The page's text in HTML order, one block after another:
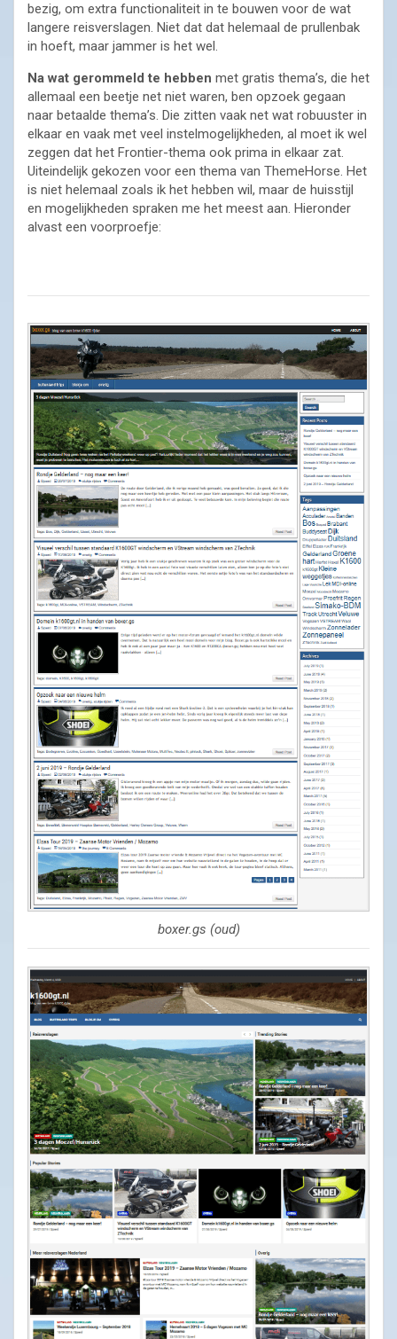
bezig, om extra functionaliteit in te bouwen voor de wat
langere reisverslagen. Niet dat dat helemaal de prullenbak
in hoeft, maar jammer is het wel.
Na wat gerommeld te hebben met gratis thema’s, die het
allemaal een beetje net niet waren, ben opzoek gegaan
naar betaalde thema’s. Die zitten vaak net wat robuuster in
elkaar en vaak met veel instelmogelijkheden, al moet ik wel
zeggen dat het Frontier-thema ook prima in elkaar zat.
Uiteindelijk gekozen voor een thema van ThemeHorse. Het
is niet helemaal zoals ik het hebben wil, maar de huisstijl
en mogelijkheden spraken me het meest aan. Hieronder
alvast een voorproefje:
boxer.gs (oud)